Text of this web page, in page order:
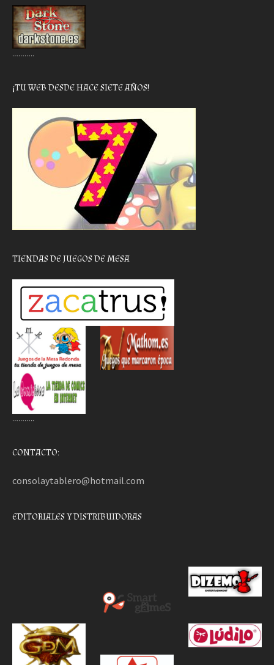
………..
¡TU WEB DESDE HACE SIETE AÑOS!
TIENDAS DE JUEGOS DE MESA
………..
CONTACTO:
consolaytablero@hotmail.com
EDITORIALES Y DISTRIBUIDORAS